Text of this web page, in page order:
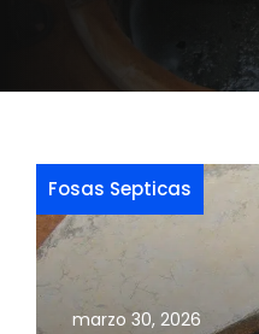
Fosas Septicas
marzo 30, 2026